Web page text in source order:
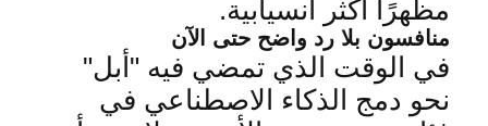
مظهرًا أكثر انسيابية.
منافسون بلا رد واضح حتى الآن
في الوقت الذي تمضي فيه "أبل"
نحو دمج الذكاء الاصطناعي في